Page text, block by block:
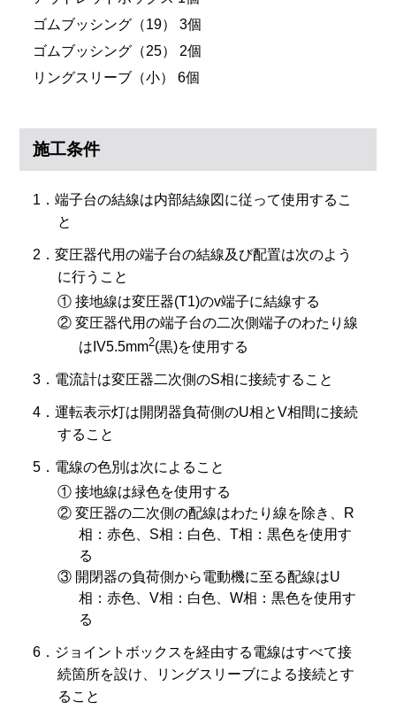
ゴムブッシング（19） 3個
ゴムブッシング（25） 2個
リングスリーブ（小） 6個
施工条件
1．端子台の結線は内部結線図に従って使用するこ
と
2．変圧器代用の端子台の結線及び配置は次のよう
に行うこと
① 接地線は変圧器(T1)のv端子に結線する
② 変圧器代用の端子台の二次側端子のわたり線
はIV5.5mm2(黒)を使用する
3．電流計は変圧器二次側のS相に接続すること
4．運転表示灯は開閉器負荷側のU相とV相間に接続
すること
5．電線の色別は次によること
① 接地線は緑色を使用する
② 変圧器の二次側の配線はわたり線を除き、R
相：赤色、S相：白色、T相：黒色を使用す
る
③ 開閉器の負荷側から電動機に至る配線はU
相：赤色、V相：白色、W相：黒色を使用す
る
6．ジョイントボックスを経由する電線はすべて接
続箇所を設け、リングスリーブによる接続とす
ること